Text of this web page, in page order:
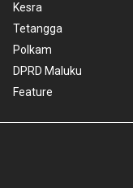
Kesra
Tetangga
Polkam
DPRD Maluku
Feature